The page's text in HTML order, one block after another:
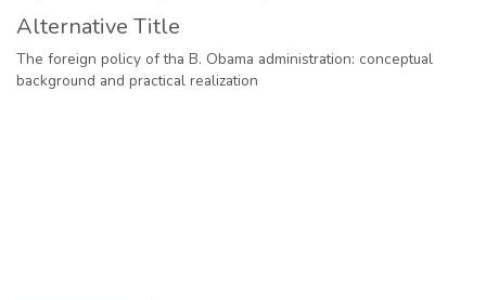
Alternative Title
The foreign policy of tha B. Obama administration: conceptual
background and practical realization